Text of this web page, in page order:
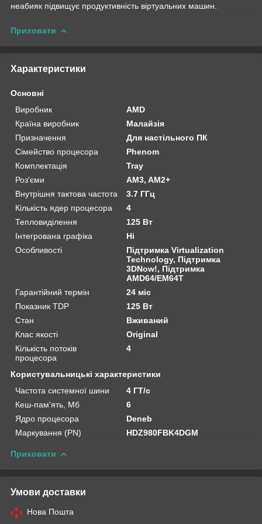
неабияк підвищує продуктивність віртуальних машин.
Приховати
Характеристики
Основні
Виробник
AMD
Країна виробник
Малайзія
Призначення
Для настільного ПК
Сімейство процесора
Phenom
Комплектація
Tray
Роз'єми
AM3, AM2+
Внутрішня тактова частота
3.7 ГГц
Кількість ядер процесора
4
Тепловиділення
125 Вт
Інтегрована графіка
Ні
Особливості
Підтримка Virtualization
Technology, Підтримка
3DNow!, Підтримка
AMD64/EM64T
Гарантійний термін
24 міс
Показник TDP
125 Вт
Стан
Вживаний
Клас якості
Original
Кількість потоків
процесора
4
Користувальницькі характеристики
Частота системної шини
4 ГТ/с
Кеш-пам'ять, Мб
6
Ядро процесора
Deneb
Маркування (PN)
HDZ980FBK4DGM
Приховати
Умови доставки
Нова Пошта